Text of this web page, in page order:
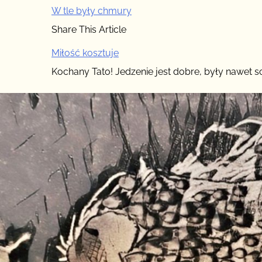
W tle były chmury
Share This Article
Miłość kosztuje
Kochany Tato! Jedzenie jest dobre, były nawet